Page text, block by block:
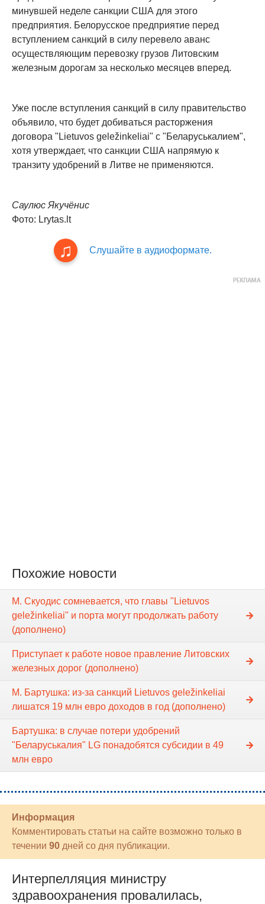
минувшей неделе санкции США для этого
предприятия. Белорусское предприятие перед
вступлением санкций в силу перевело аванс
осуществляющим перевозку грузов Литовским
железным дорогам за несколько месяцев вперед.
Уже после вступления санкций в силу правительство
объявило, что будет добиваться расторжения
договора "Lietuvos geležinkeliai" c "Беларуськалием",
хотя утверждает, что санкции США напрямую к
транзиту удобрений в Литве не применяются.
Саулюс Якучёнис
Фото: Lrytas.lt
Слушайте в аудиоформате.
Похожие новости
М. Скуодис сомневается, что главы "Lietuvos
geležinkeliai" и порта могут продолжать работу
(дополнено)
Приступает к работе новое правление Литовских
железных дорог (дополнено)
М. Бартушка: из-за санкций Lietuvos geležinkeliai
лишатся 19 млн евро доходов в год (дополнено)
Бартушка: в случае потери удобрений
"Беларуськалия" LG понадобятся субсидии в 49
млн евро
Информация
Комментировать статьи на сайте возможно только в
течении 90 дней со дня публикации.
Интерпелляция министру
здравоохранения провалилась,